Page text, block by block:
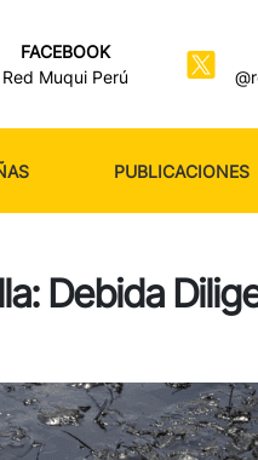
FACEBOOK
Red Muqui Perú
PUBLICACIONES
Debida